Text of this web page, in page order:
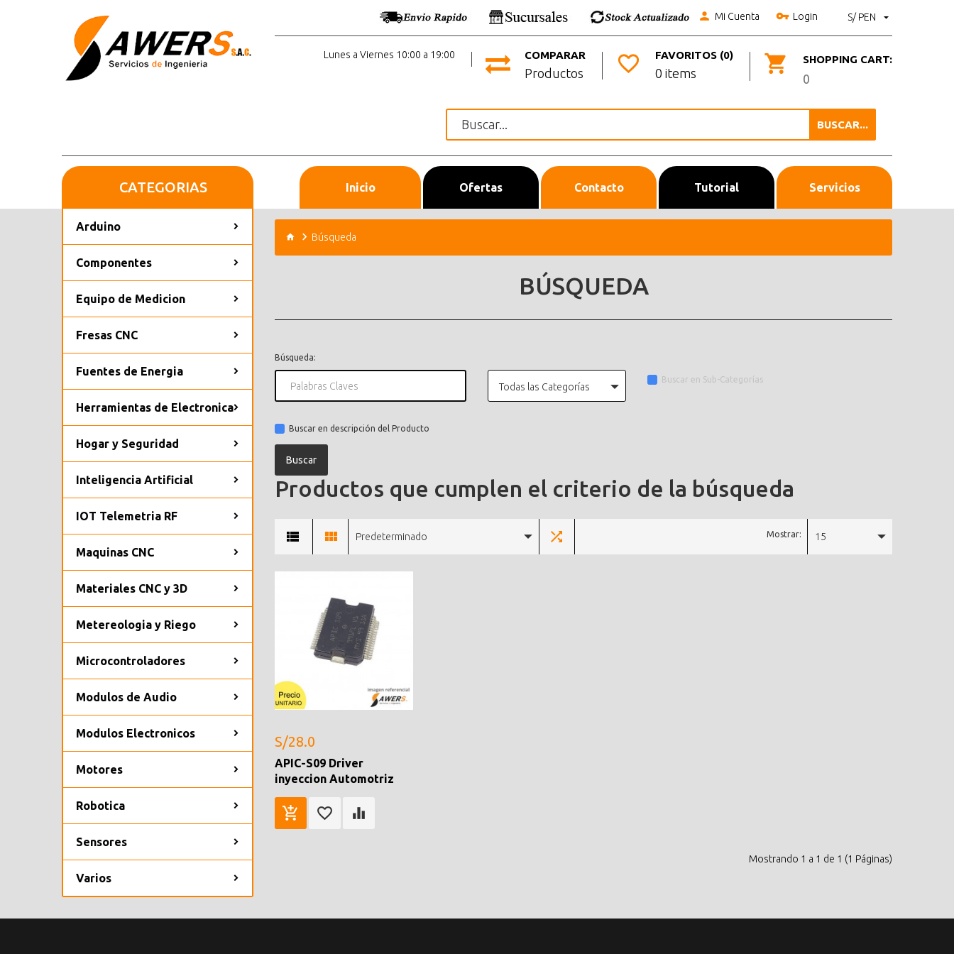
S/ PEN
Mi Cuenta Login
SHOPPING CART:
0
FAVORITOS (0)
0 items
COMPARAR
Productos
Lunes a Viernes 10:00 a 19:00
BUSCAR...
Inicio Ofertas Contacto Tutorial Servicios
CATEGORIAS
Arduino
Componentes
Equipo de Medicion
Fresas CNC
Fuentes de Energia
Herramientas de Electronica
Hogar y Seguridad
Inteligencia Artificial
IOT Telemetria RF
Maquinas CNC
Materiales CNC y 3D
Metereologia y Riego
Microcontroladores
Modulos de Audio
Modulos Electronicos
Motores
Robotica
Sensores
Varios
Búsqueda
BÚSQUEDA
Búsqueda:
Todas las Categorías
Buscar en Sub-Categorías
Buscar en descripción del Producto
Productos que cumplen el criterio de la búsqueda
Predeterminado Mostrar: 15
S/28.0
APIC-S09 Driver
inyeccion Automotriz
Mostrando 1 a 1 de 1 (1 Páginas)